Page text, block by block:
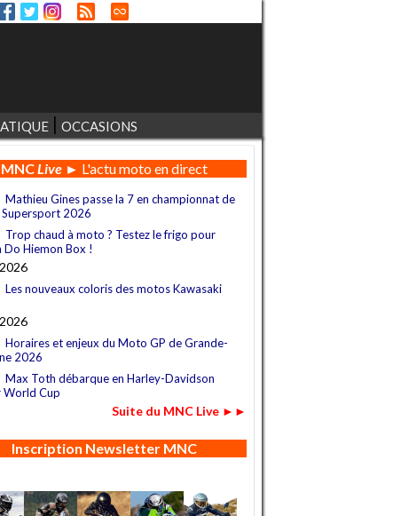
OCCASIONS
MNCLive► L'actu moto en direct
Mathieu Gines passe la 7 en championnat de
Supersport 2026
Trop chaud à moto ? Testez le frigo pour
Do Hiemon Box !
Les nouveaux coloris des motos Kawasaki
Horaires et enjeux du Moto GP de Grande-
2026
Max Toth débarque en Harley-Davidson
World Cup
Suite du MNC Live ►►
Inscription Newsletter MNC